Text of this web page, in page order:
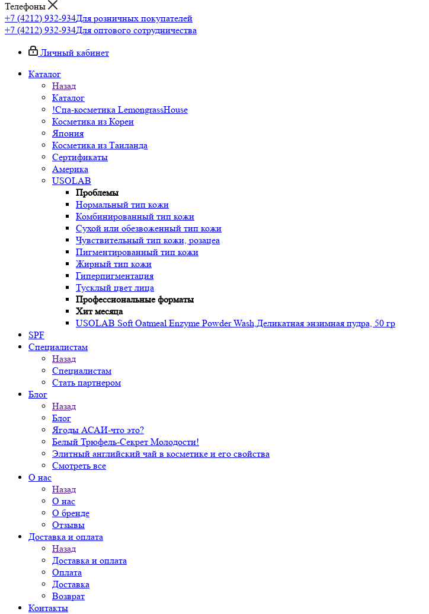
Телефоны
+7 (4212) 932-934Для розничных покупателей
+7 (4212) 932-934Для оптового сотрудничества
Личный кабинет
Каталог
Назад
Каталог
!Спа-косметика LemongrassHouse
Косметика из Кореи
Япония
Косметика из Таиланда
Сертификаты
Америка
USOLAB
Проблемы
Нормальный тип кожи
Комбинированный тип кожи
Сухой или обезвоженный тип кожи
Чувствительный тип кожи, розацеа
Пигментированный тип кожи
Жирный тип кожи
Гиперпигментация
Тусклый цвет лица
Профессиональные форматы
Хит месяца
USOLAB Soft Oatmeal Enzyme Powder Wash,Деликатная энзимная пудра, 50 гр
SPF
Специалистам
Назад
Специалистам
Стать партнером
Блог
Назад
Блог
Ягоды АСАИ-что это?
Белый Трюфель-Секрет Молодости!
Элитный английский чай в косметике и его свойства
Смотреть все
О нас
Назад
О нас
О бренде
Отзывы
Доставка и оплата
Назад
Доставка и оплата
Оплата
Доставка
Возврат
Контакты